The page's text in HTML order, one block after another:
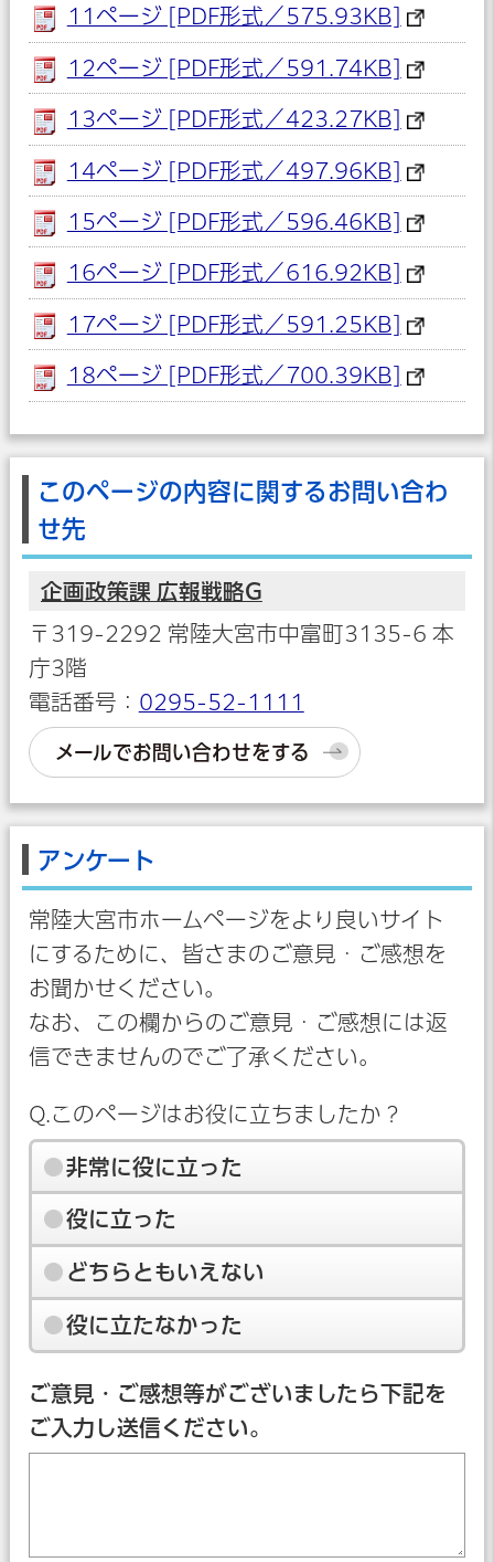
11ページ [PDF形式／575.93KB]
12ページ [PDF形式／591.74KB]
13ページ [PDF形式／423.27KB]
14ページ [PDF形式／497.96KB]
15ページ [PDF形式／596.46KB]
16ページ [PDF形式／616.92KB]
17ページ [PDF形式／591.25KB]
18ページ [PDF形式／700.39KB]
このページの内容に関するお問い合わ
せ先
企画政策課 広報戦略G
〒319-2292 常陸大宮市中富町3135-6 本
庁3階
電話番号： 0295-52-1111
メールでお問い合わせをする
アンケート
常陸大宮市ホームページをより良いサイト
にするために、皆さまのご意見・ご感想を
お聞かせください。
なお、この欄からのご意見・ご感想には返
信できませんのでご了承ください。
Q.このページはお役に立ちましたか？
非常に役に立った
役に立った
どちらともいえない
役に立たなかった
ご意見・ご感想等がございましたら下記を
ご入力し送信ください。